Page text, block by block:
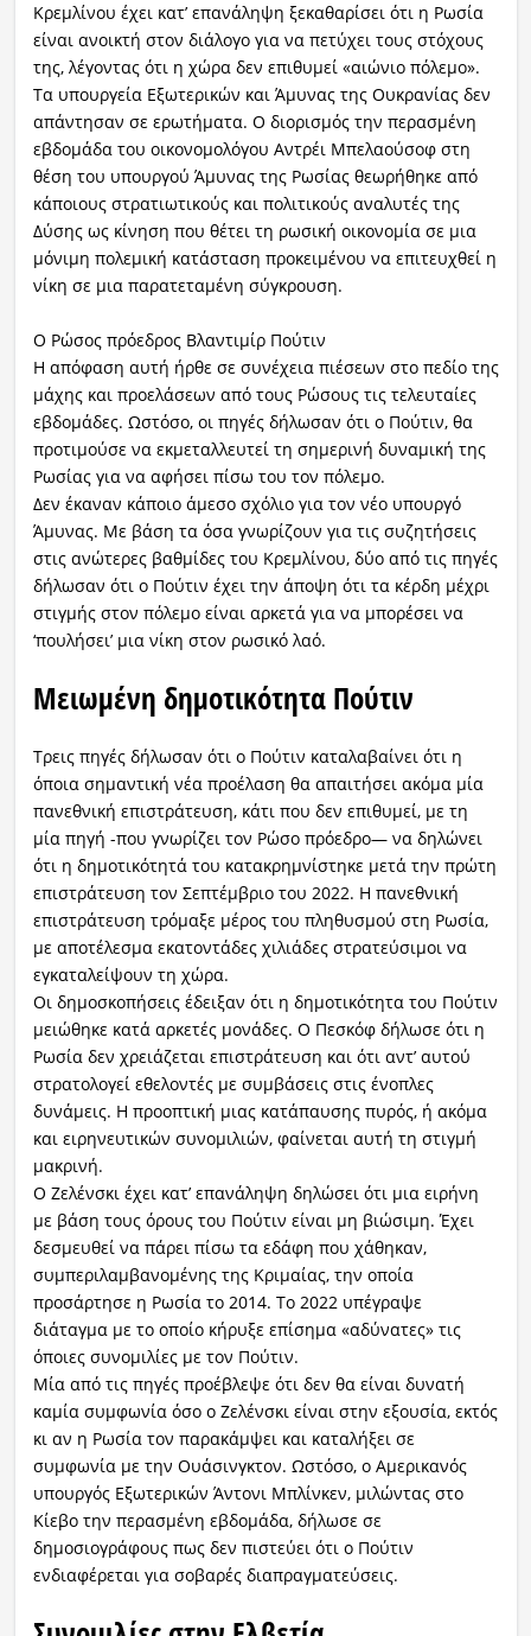
Κρεμλίνου έχει κατ’ επανάληψη ξεκαθαρίσει ότι η Ρωσία
είναι ανοικτή στον διάλογο για να πετύχει τους στόχους
της, λέγοντας ότι η χώρα δεν επιθυμεί «αιώνιο πόλεμο».
Τα υπουργεία Εξωτερικών και Άμυνας της Ουκρανίας δεν
απάντησαν σε ερωτήματα. Ο διορισμός την περασμένη
εβδομάδα του οικονομολόγου Αντρέι Μπελαούσοφ στη
θέση του υπουργού Άμυνας της Ρωσίας θεωρήθηκε από
κάποιους στρατιωτικούς και πολιτικούς αναλυτές της
Δύσης ως κίνηση που θέτει τη ρωσική οικονομία σε μια
μόνιμη πολεμική κατάσταση προκειμένου να επιτευχθεί η
νίκη σε μια παρατεταμένη σύγκρουση.
Ο Ρώσος πρόεδρος Βλαντιμίρ Πούτιν
Η απόφαση αυτή ήρθε σε συνέχεια πιέσεων στο πεδίο της
μάχης και προελάσεων από τους Ρώσους τις τελευταίες
εβδομάδες. Ωστόσο, οι πηγές δήλωσαν ότι ο Πούτιν, θα
προτιμούσε να εκμεταλλευτεί τη σημερινή δυναμική της
Ρωσίας για να αφήσει πίσω του τον πόλεμο.
Δεν έκαναν κάποιο άμεσο σχόλιο για τον νέο υπουργό
Άμυνας. Με βάση τα όσα γνωρίζουν για τις συζητήσεις
στις ανώτερες βαθμίδες του Κρεμλίνου, δύο από τις πηγές
δήλωσαν ότι ο Πούτιν έχει την άποψη ότι τα κέρδη μέχρι
στιγμής στον πόλεμο είναι αρκετά για να μπορέσει να
‘πουλήσει’ μια νίκη στον ρωσικό λαό.
Μειωμένη δημοτικότητα Πούτιν
Τρεις πηγές δήλωσαν ότι ο Πούτιν καταλαβαίνει ότι η
όποια σημαντική νέα προέλαση θα απαιτήσει ακόμα μία
πανεθνική επιστράτευση, κάτι που δεν επιθυμεί, με τη
μία πηγή -που γνωρίζει τον Ρώσο πρόεδρο— να δηλώνει
ότι η δημοτικότητά του κατακρημνίστηκε μετά την πρώτη
επιστράτευση τον Σεπτέμβριο του 2022. Η πανεθνική
επιστράτευση τρόμαξε μέρος του πληθυσμού στη Ρωσία,
με αποτέλεσμα εκατοντάδες χιλιάδες στρατεύσιμοι να
εγκαταλείψουν τη χώρα.
Οι δημοσκοπήσεις έδειξαν ότι η δημοτικότητα του Πούτιν
μειώθηκε κατά αρκετές μονάδες. Ο Πεσκόφ δήλωσε ότι η
Ρωσία δεν χρειάζεται επιστράτευση και ότι αντ’ αυτού
στρατολογεί εθελοντές με συμβάσεις στις ένοπλες
δυνάμεις. Η προοπτική μιας κατάπαυσης πυρός, ή ακόμα
και ειρηνευτικών συνομιλιών, φαίνεται αυτή τη στιγμή
μακρινή.
Ο Ζελένσκι έχει κατ’ επανάληψη δηλώσει ότι μια ειρήνη
με βάση τους όρους του Πούτιν είναι μη βιώσιμη. Έχει
δεσμευθεί να πάρει πίσω τα εδάφη που χάθηκαν,
συμπεριλαμβανομένης της Κριμαίας, την οποία
προσάρτησε η Ρωσία το 2014. Το 2022 υπέγραψε
διάταγμα με το οποίο κήρυξε επίσημα «αδύνατες» τις
όποιες συνομιλίες με τον Πούτιν.
Μία από τις πηγές προέβλεψε ότι δεν θα είναι δυνατή
καμία συμφωνία όσο ο Ζελένσκι είναι στην εξουσία, εκτός
κι αν η Ρωσία τον παρακάμψει και καταλήξει σε
συμφωνία με την Ουάσινγκτον. Ωστόσο, ο Αμερικανός
υπουργός Εξωτερικών Άντονι Μπλίνκεν, μιλώντας στο
Κίεβο την περασμένη εβδομάδα, δήλωσε σε
δημοσιογράφους πως δεν πιστεύει ότι ο Πούτιν
ενδιαφέρεται για σοβαρές διαπραγματεύσεις.